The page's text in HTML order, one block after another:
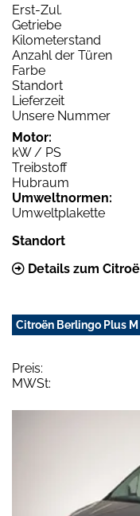
Erst-Zul.
Getriebe
Kilometerstand
Anzahl der Türen
Farbe
Standort
Lieferzeit
Unsere Nummer
Motor:
kW / PS
Treibstoff
Hubraum
Umweltnormen:
Umweltplakette
Standort
Details zum
Citroën Berlingo Plus
Preis:
MWSt: